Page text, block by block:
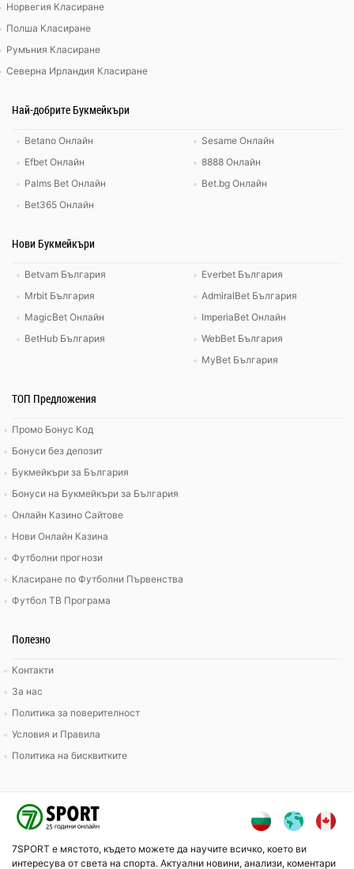
Норвегия Класиране
Полша Класиране
Румъния Класиране
Северна Ирландия Класиране
Най-добрите Букмейкъри
Betano Онлайн
Efbet Онлайн
Palms Bet Онлайн
Bet365 Онлайн
Sesame Онлайн
8888 Онлайн
Bet.bg Онлайн
Нови Букмейкъри
Betvam България
Mrbit България
MagicBet Онлайн
BetHub България
Everbet България
AdmiralBet България
ImperiaBet Онлайн
WebBet България
MyBet България
ТОП Предложения
Промо Бонус Код
Бонуси без депозит
Букмейкъри за България
Бонуси на Букмейкъри за България
Онлайн Казино Сайтове
Нови Онлайн Казина
Футболни прогнози
Класиране по Футболни Първенства
Футбол ТВ Програма
Полезно
Контакти
За нас
Политика за поверителност
Условия и Правила
Политика на бисквитките
7SPORT е мястото, където можете да научите всичко, което ви
интересува от света на спорта. Актуални новини, анализи, коментари